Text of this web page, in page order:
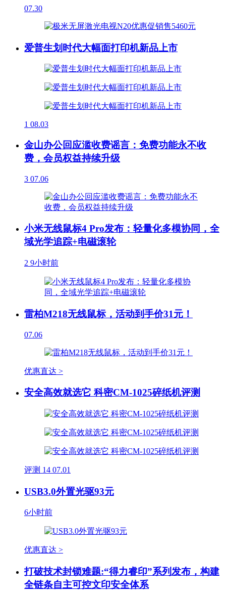
07.30
爱普生划时代大幅面打印机新品上市
1 08.03
金山办公回应滥收费谣言：免费功能永不收
费，会员权益持续升级
3 07.06
小米无线鼠标4 Pro发布：轻量化多模协同，全
域光学追踪+电磁滚轮
2 9小时前
雷柏M218无线鼠标，活动到手价31元！
07.06
优惠直达 >
安全高效就选它 科密CM-1025碎纸机评测
评测 14 07.01
USB3.0外置光驱93元
6小时前
优惠直达 >
打破技术封锁难题:“得力睿印”系列发布，构建
全链条自主可控文印安全体系